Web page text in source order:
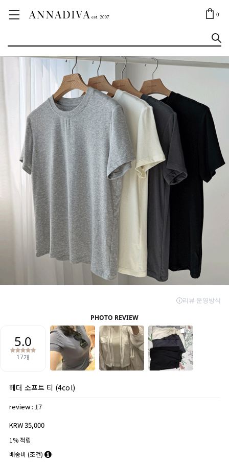
0
ANNA JEWELRY
헤더 소프트 티 (4col)
review : 17
KRW 35,000
1% 적립
배송비 (조건)